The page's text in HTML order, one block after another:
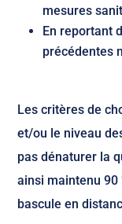
mesures
En reportant
précédentes
Les critères de
et/ou le niveau
pas dénaturer la
ainsi maintenu
bascule en